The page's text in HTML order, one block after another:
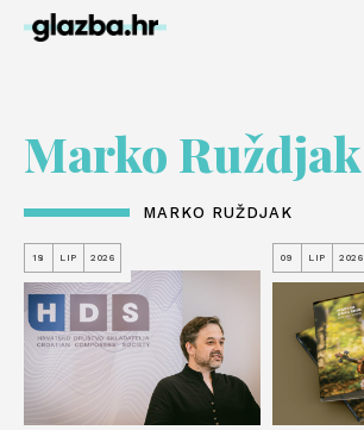
Marko Ruždjak
MARKO RUŽDJAK
18 LIP 2026 09 LIP 2026